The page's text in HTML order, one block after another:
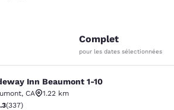
Complet
pour les dates sélectionnées
Beaumont 1-10
Inn Beaumont 1-10
, CA
1.22 km
étoiles. Bien. 337 commentaires
(337)